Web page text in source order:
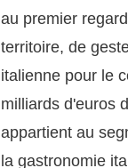
au premier
territoire, de
italienne pour le
milliards d'euros
appartient au
la gastronomie